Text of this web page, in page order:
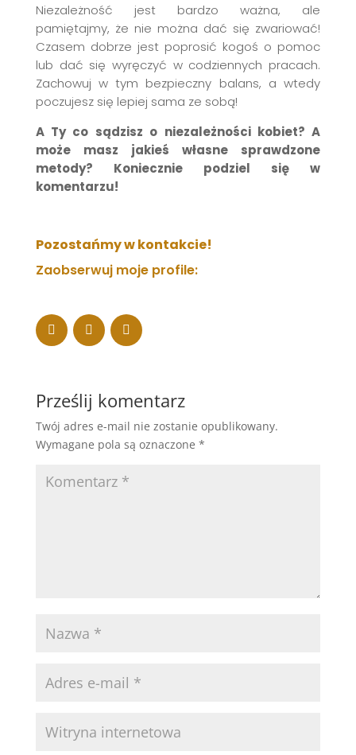
Niezależność jest bardzo ważna, ale
pamiętajmy, że nie można dać się zwariować!
Czasem dobrze jest poprosić kogoś o pomoc
lub dać się wyręczyć w codziennych pracach.
Zachowuj w tym bezpieczny balans, a wtedy
poczujesz się lepiej sama ze sobą!
A Ty co sądzisz o niezależności kobiet? A
może masz jakieś własne sprawdzone
metody? Koniecznie podziel się w
komentarzu!
Pozostańmy w kontakcie!
Zaobserwuj moje profile:
Prześlij komentarz
Twój adres e-mail nie zostanie opublikowany.
Wymagane pola są oznaczone *